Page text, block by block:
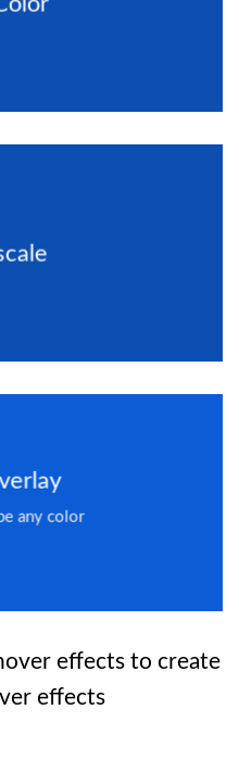
any color
effects to create
effects